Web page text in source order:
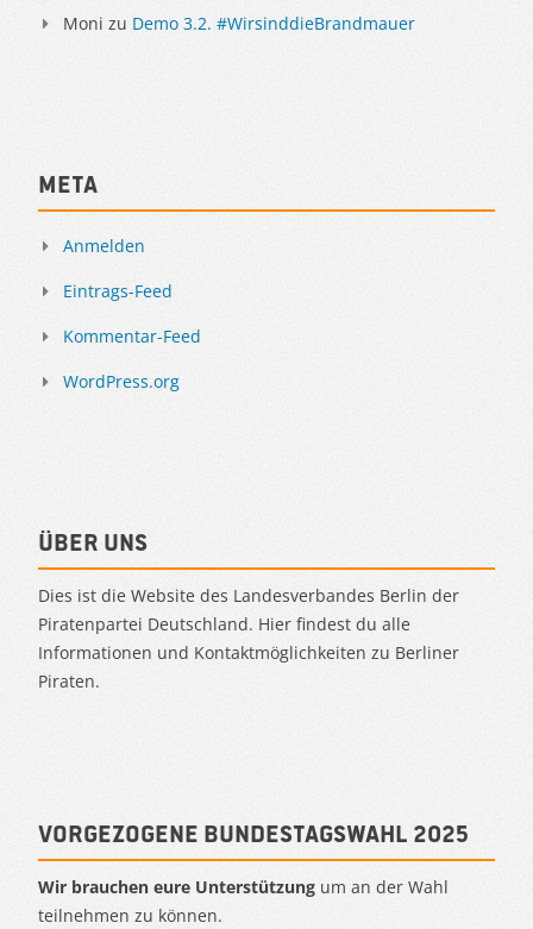
Moni zu Demo 3.2. #WirsinddieBrandmauer
Meta
Anmelden
Eintrags-Feed
Kommentar-Feed
WordPress.org
Über uns
Dies ist die Website des Landesverbandes Berlin der
Piratenpartei Deutschland. Hier findest du alle
Informationen und Kontaktmöglichkeiten zu Berliner
Piraten.
Vorgezogene Bundestagswahl 2025
Wir brauchen eure Unterstützung um an der Wahl
teilnehmen zu können.